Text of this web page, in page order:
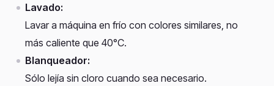
Lavado:
Lavar a máquina en frío con colores similares, no
más caliente que 40°C.
Blanqueador:
Sólo lejía sin cloro cuando sea necesario.